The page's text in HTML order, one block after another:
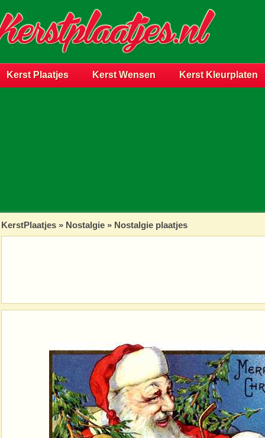
Kerst Plaatjes Kerst Wensen Kerst Kleurplaten
KerstPlaatjes » Nostalgie » Nostalgie plaatjes